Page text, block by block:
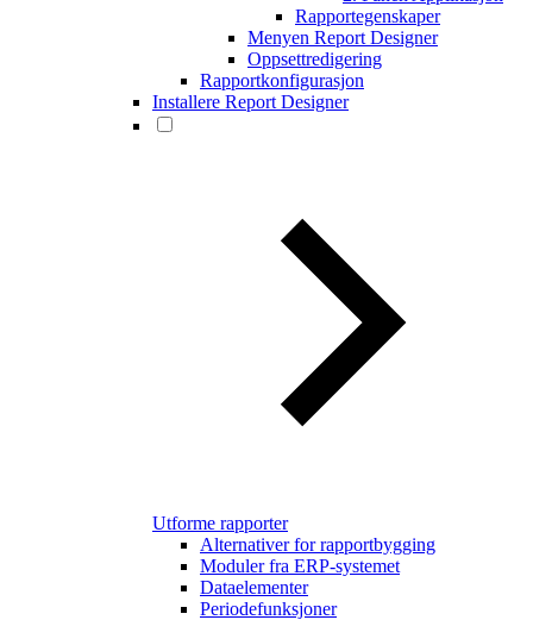
Rapportegenskaper
Menyen Report Designer
Oppsettredigering
Rapportkonfigurasjon
Installere Report Designer
Utforme rapporter
Alternativer for rapportbygging
Moduler fra ERP-systemet
Dataelementer
Periodefunksjoner